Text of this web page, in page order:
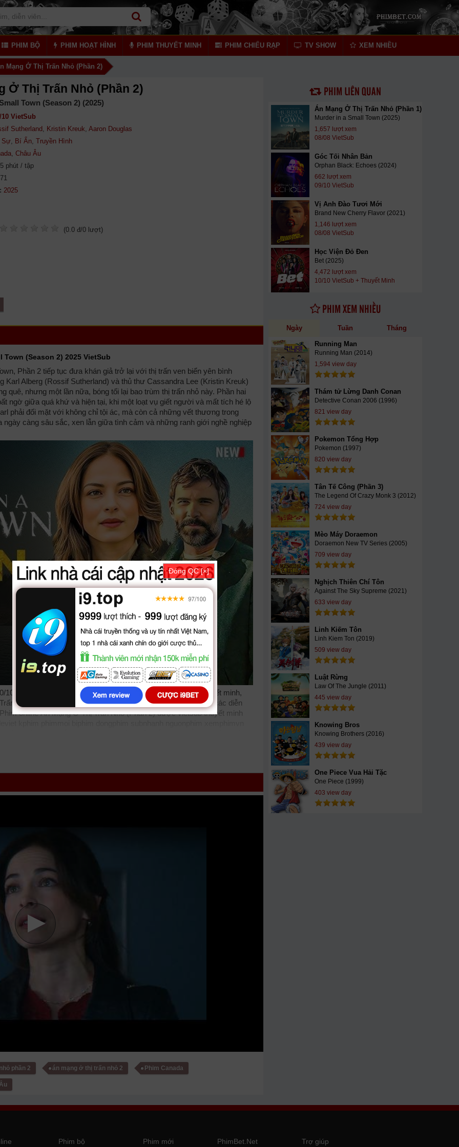
PHIM BỘ PHIM HOẠT HÌNH PHIM THUYẾT MINH PHIM CHIẾU RẠP TV SHOW XEM NHIỀU
Mạng Ở Thị Trấn Nhỏ (Phần 2)
Ở Thị Trấn Nhỏ (Phần 2)
Town (Season 2) (2025)
10 VietSub
Sutherland, Kristin Kreuk, Aaron Douglas
Sự, Bí Ẩn, Truyền Hình
, Châu Âu
phút / tập
(0.0 đ/0 lượt)
Town (Season 2) 2025 VietSub
Phần 2 tiếp tục đưa khán giả trở lại với thị trấn ven biển yên bình
Alberg (Rossif Sutherland) và thủ thư Cassandra Lee (Kristin Kreuk)
nhưng một lần nữa, bóng tối lại bao trùm thị trấn nhỏ này. Phần hai
ngờ giữa quá khứ và hiện tại, khi một loạt vụ giết người và mất tích hé lộ
phải đối mặt với không chỉ tội ác, mà còn cả những vết thương trong
càng sâu sắc, xen lẫn giữa tình cảm và những ranh giới nghề nghiệp
10 VietSub, phim An Mang O Thi Tran Nho (Phan 2) được thuyết minh,
Nhỏ (Phần 2) vietsub bản đẹp, trọn bộ với sự tham gia của các diễn
online Án Mạng Ở Thị Trấn Nhỏ (Phần 2) được vietsub thuyết minh
thegioiphim motchill ssphim phimnet luotphim vuighe hopphim
phim Án Mạng Ở Thị Trấn Nhỏ (Phần 2) vtv HTV SCTV GOTV FullHD
Trấn Nhỏ (Phần 2)
phần 2 án mạng ở thị trấn nhỏ 2 Phim Canada
PHIM LIÊN QUAN
Án Mạng Ở Thị Trấn Nhỏ (Phần 1)
Murder in a Small Town (2025)
1,657 lượt xem
08/08 VietSub
Góc Tối Nhân Bản
Orphan Black: Echoes (2024)
662 lượt xem
09/10 VietSub
Vị Anh Đào Tươi Mới
Brand New Cherry Flavor (2021)
1,146 lượt xem
08/08 VietSub
Học Viện Đỏ Đen
Bet (2025)
4,472 lượt xem
10/10 VietSub + Thuyết Minh
PHIM XEM NHIỀU
Ngày Tuần Tháng
Running Man
Running Man (2014)
1,594 view day
Thám tử Lừng Danh Conan
Detective Conan 2006 (1996)
821 view day
Pokemon Tổng Hợp
Pokemon (1997)
820 view day
Tân Tế Công (Phần 3)
The Legend Of Crazy Monk 3 (2012)
724 view day
Mèo Máy Doraemon
Doraemon New TV Series (2005)
709 view day
Nghịch Thiên Chí Tôn
Against The Sky Supreme (2021)
633 view day
Linh Kiếm Tôn
Linh Kiem Ton (2019)
509 view day
Luật Rừng
Law Of The Jungle (2011)
445 view day
Knowing Bros
Knowing Brothers (2016)
439 view day
One Piece Vua Hải Tặc
One Piece (1999)
403 view day
Phim bộ Phim mới PhimBet.Net Trợ giúp
Đóng QC [×]